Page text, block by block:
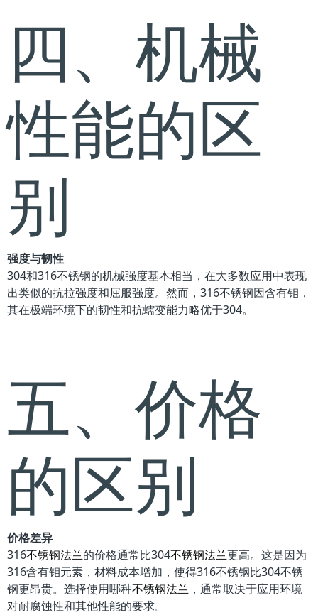
四、机械
性能的区
别
强度与韧性
304和316不锈钢的机械强度基本相当，在大多数应用中表现
出类似的抗拉强度和屈服强度。然而，316不锈钢因含有钼，
其在极端环境下的韧性和抗蠕变能力略优于304。
五、价格
的区别
价格差异
316不锈钢法兰的价格通常比304不锈钢法兰更高。这是因为
316含有钼元素，材料成本增加，使得316不锈钢比304不锈
钢更昂贵。选择使用哪种不锈钢法兰 ，通常取决于应用环境
对耐腐蚀性和其他性能的要求。